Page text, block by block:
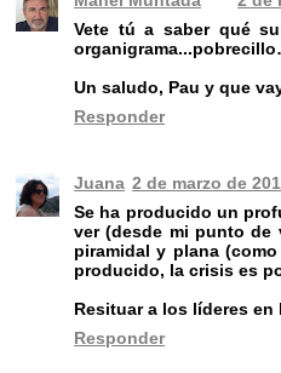
Vete tú a saber qué
Un saludo, Pau y que
Responder
Juana 2 de marzo de
Se ha producido un
ver (desde mi punto de
piramidal y plana
producido, la crisis es
Resituar a los líderes en
Responder